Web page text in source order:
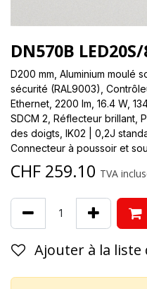
DN570B
D200 mm, Aluminium moulé
sécurité (RAL9003),
Ethernet, 2200 lm, 16.4 W,
SDCM 2, Réflecteur brillant,
des doigts, IK02 | 0,2J
Connecteur à poussoir et
CHF 259.10 TVA
Ajouter à la liste